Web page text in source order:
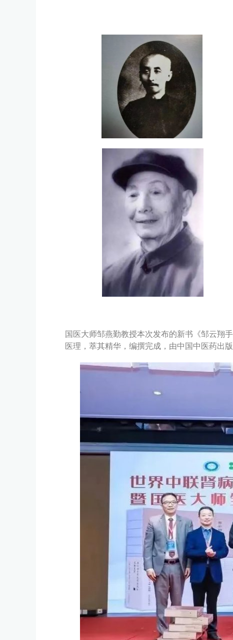
国医大师邹燕勤教授本次发布的新书《邹云翔
医理，萃其精华，编撰完成，由中国中医药出